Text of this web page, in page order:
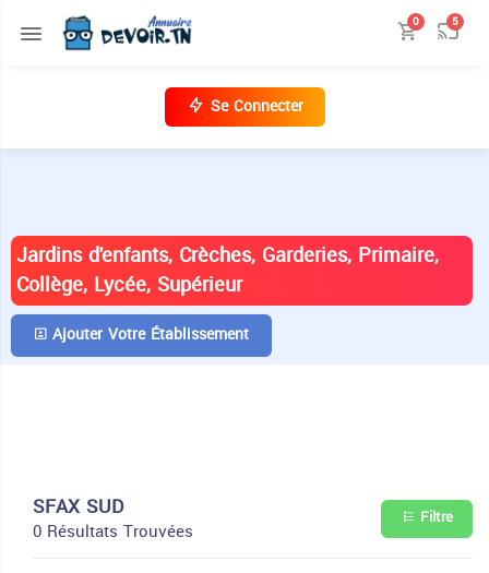
0 5
Se Connecter
Jardins d'enfants, Crèches, Garderies, Primaire,
Collège, Lycée, Supérieur
Ajouter Votre Établissement
SFAX SUD
0 Résultats Trouvées Filtre